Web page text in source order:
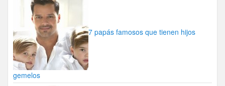
7 papás famosos que tienen hijos
gemelos